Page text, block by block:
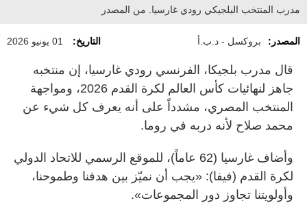
مدرب المنتخب البلجيكي رودي غارسيا. من المصدر
المصدر: بروكسل - د.ب.أ التاريخ: 01 يونيو 2026
قال مدرب بلجيكا، الفرنسي رودي غارسيا، إن منتخبه
جاهز لنهائيات كأس العالم لكرة القدم 2026، ومواجهة
المنتخب المصري، مشدداً على أنه يعرف كل شيء عن
محمد صلاح لأنه دربه في روما.
وأضاف غارسيا (62 عاماً)، للموقع الرسمي للاتحاد الدولي
لكرة القدم (فيفا): «يجب أن نميّز بين هدفنا وطموحنا،
وأولويتنا تجاوز دور المجموعات».